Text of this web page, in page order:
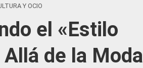
Y OCIO
el «Estilo
de la Moda